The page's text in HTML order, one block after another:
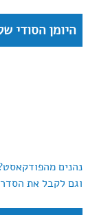
היומן הסודי
נהנים
וגם לקבל את